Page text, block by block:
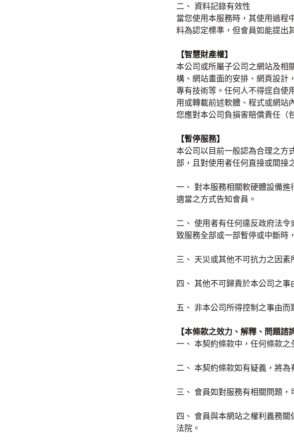
二、 資料記錄有效性
當您使用本服務時，其使用過程
料為認定標準，但會員如能提出
【智慧財產權】
本公司或所屬子公司之網站及相
構、網站畫面的安排、網頁設計
專有技術等。任何人不得逕自使
用或轉載前述軟體、程式或網站
您應對本公司負損害賠償責任（
【暫停服務】
本公司以目前一般認為合理之方
部，且對使用者任何直接或間接
一、 對本服務相關軟硬體設備
適當之方式告知會員。
二、 使用者有任何違反政府法
致服務全部或一部暫停或中斷時
三、 天災或其他不可抗力之因素
四、 其他不可歸責於本公司之事
五、 非本公司所得控制之事由
【本條款之效力、解釋、問題諮
一、 本契約條款中，任何條款
二、 本契約條款如有疑義，將為
三、 會員如對服務有相關問題，
四、 會員與本網站之權利義務
法院。